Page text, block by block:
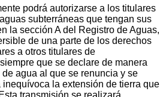
podrá autorizarse a los titulares
subterráneas que tengan sus
la sección A del Registro de Aguas,
de una parte de los derechos
a otros titulares de
que se declare de manera
agua al que se renuncia y se
inequívoca la extensión de tierra que
transmisión se realizará